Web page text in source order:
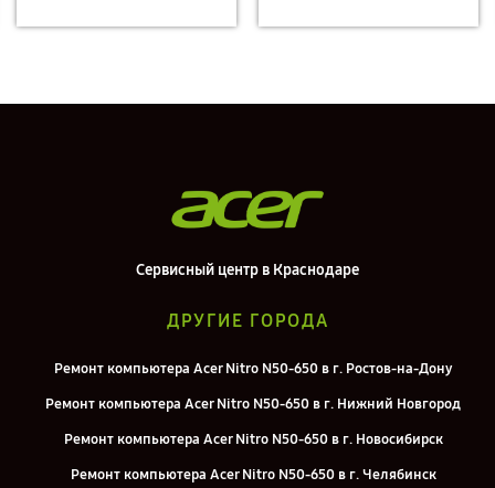
Сервисный центр в Краснодаре
ДРУГИЕ ГОРОДА
Ремонт компьютера Acer Nitro N50-650 в г. Ростов-на-Дону
Ремонт компьютера Acer Nitro N50-650 в г. Нижний Новгород
Ремонт компьютера Acer Nitro N50-650 в г. Новосибирск
Ремонт компьютера Acer Nitro N50-650 в г. Челябинск